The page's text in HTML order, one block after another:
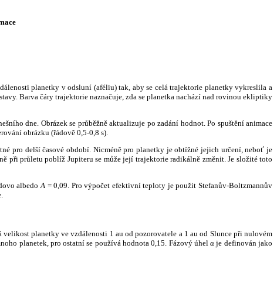
planetky v odsluní (aféliu) tak, aby se celá trajektorie planetky vykreslila a
Barva čáry trajektorie naznačuje, zda se planetka nachází nad rovinou ekliptiky
dne. Obrázek se průběžně aktualizuje po zadání hodnot. Po spuštění animace
obrázku (řádově 0,5-0,8 s).
pro delší časové období. Nicméně pro planetky je obtížné jejich určení, neboť je
při průletu poblíž Jupiteru se může její trajektorie radikálně změnit. Je složité toto
albedo A = 0,09. Pro výpočet efektivní teploty je použit Stefanův-Boltzmannův
planetky ve vzdálenosti 1 au od pozorovatele a 1 au od Slunce při nulovém
planetek, pro ostatní se používá hodnota 0,15. Fázový úhelα je definován jako